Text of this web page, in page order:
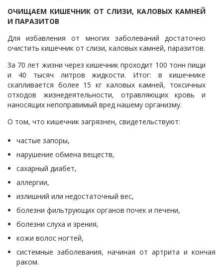
ОЧИЩАЕМ КИШЕЧНИК ОТ СЛИЗИ, КАЛОВЫХ КАМНЕЙ
И ПАРАЗИТОВ
Для избавления от многих заболеваний достаточно
очистить кишечник от слизи, каловых камней, паразитов.
За 70 лет жизни через кишечник проходит 100 тонн пищи
и 40 тысяч литров жидкости. Итог: в кишечнике
скапливается более 15 кг каловых камней, токсичных
отходов жизнедеятельности, отравляющих кровь и
наносящих непоправимый вред нашему организму.
О том, что кишечник загрязнен, свидетельствуют:
частые запоры,
нарушение обмена веществ,
сахарный диабет,
аллергии,
излишний или недостаточный вес,
болезни фильтрующих органов почек и печени,
болезни слуха и зрения,
кожи волос ногтей,
системные заболевания, начиная от артрита и кончая
раком.